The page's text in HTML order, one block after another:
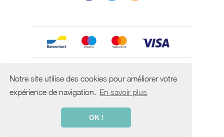
Notre site utilise des cookies pour améliorer votre
expérience de navigation. En savoir plus
OK !